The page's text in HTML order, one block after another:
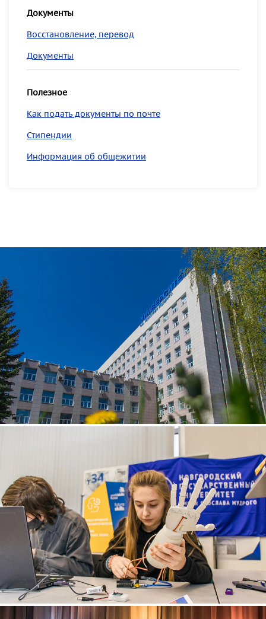
Документы
Восстановление, перевод
Документы
Полезное
Как подать документы по почте
Стипендии
Информация об общежитии